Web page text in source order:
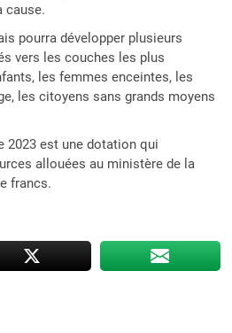
cause.
pourra développer plusieurs
vers les couches les plus
les femmes enceintes, les
les citoyens sans grands moyens
2023 est une dotation qui
allouées au ministère de la
francs.